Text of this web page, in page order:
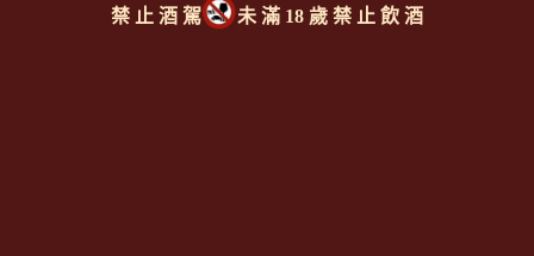
禁 止 酒 駕 未 滿 18 歲 禁 止 飲 酒